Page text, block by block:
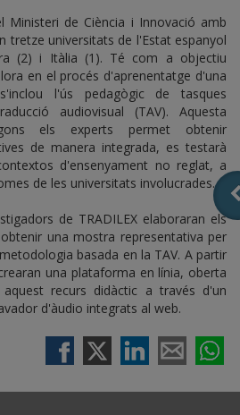
Ministeri de Ciència i Innovació amb
tretze universitats de l'Estat espanyol
(2) i Itàlia (1). Té com a objectiu
en el procés d'aprenentatge d'una
l'ús pedagògic de tasques
audiovisual (TAV). Aquesta
els experts permet obtenir
de manera integrada, es testarà
d'ensenyament no reglat, a
de les universitats involucrades.
de TRADILEX elaboraran els
una mostra representativa per
basada en la TAV. A partir
una plataforma en línia, oberta
recurs didàctic a través d'un
d'àudio integrats al web.